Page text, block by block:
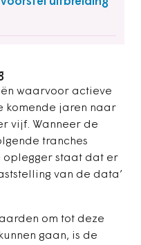
waarvoor actieve
komende jaren naar
vijf. Wanneer de
tranches
oplegger staat dat er
van de data’
om tot deze
gaan, is de